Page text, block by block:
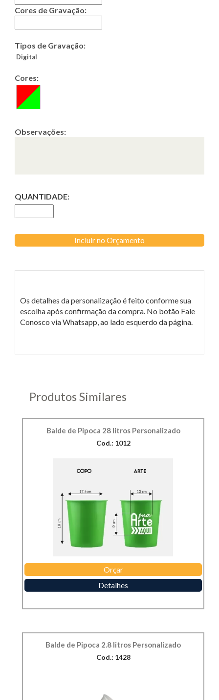
Cores de Gravação:
Tipos de Gravação:
Digital
Cores:
Observações:
QUANTIDADE:
Incluir no Orçamento
Os detalhes da personalização é feito conforme sua
escolha após confirmação da compra. No botão Fale
Conosco via Whatsapp, ao lado esquerdo da página.
Produtos Similares
Balde de Pipoca 28 litros Personalizado
Cod.: 1012
Orçar
Detalhes
Balde de Pipoca 2.8 litros Personalizado
Cod.: 1428